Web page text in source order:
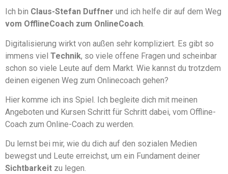
Ich bin Claus-Stefan Duffner und ich helfe dir auf dem Weg
vom OfflineCoach zum OnlineCoach.
Digitalisierung wirkt von außen sehr kompliziert. Es gibt so
immens viel Technik, so viele offene Fragen und scheinbar
schon so viele Leute auf dem Markt. Wie kannst du trotzdem
deinen eigenen Weg zum Onlinecoach gehen?
Hier komme ich ins Spiel. Ich begleite dich mit meinen
Angeboten und Kursen Schritt für Schritt dabei, vom Offline-
Coach zum Online-Coach zu werden.
Du lernst bei mir, wie du dich auf den sozialen Medien
bewegst und Leute erreichst, um ein Fundament deiner
Sichtbarkeit zu legen.